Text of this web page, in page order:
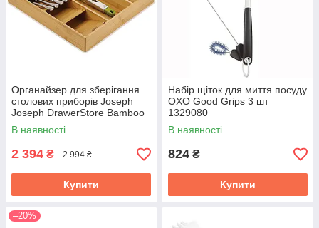
Органайзер для зберігання
столових приборів Joseph
Joseph DrawerStore Bamboo
85170
В наявності
2 394 ₴ 2 994 ₴
Купити
Набір щіток для миття посуду
OXO Good Grips 3 шт
1329080
В наявності
824 ₴
Купити
–20%